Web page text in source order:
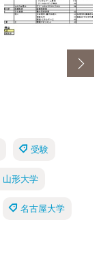
受験
山形大学
名古屋大学